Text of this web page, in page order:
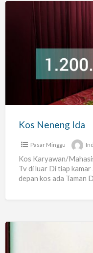
Kos Neneng Ida
Pasar Minggu
Kos Karyawan/
Tv di luar Di tiap
depan kos ada Taman